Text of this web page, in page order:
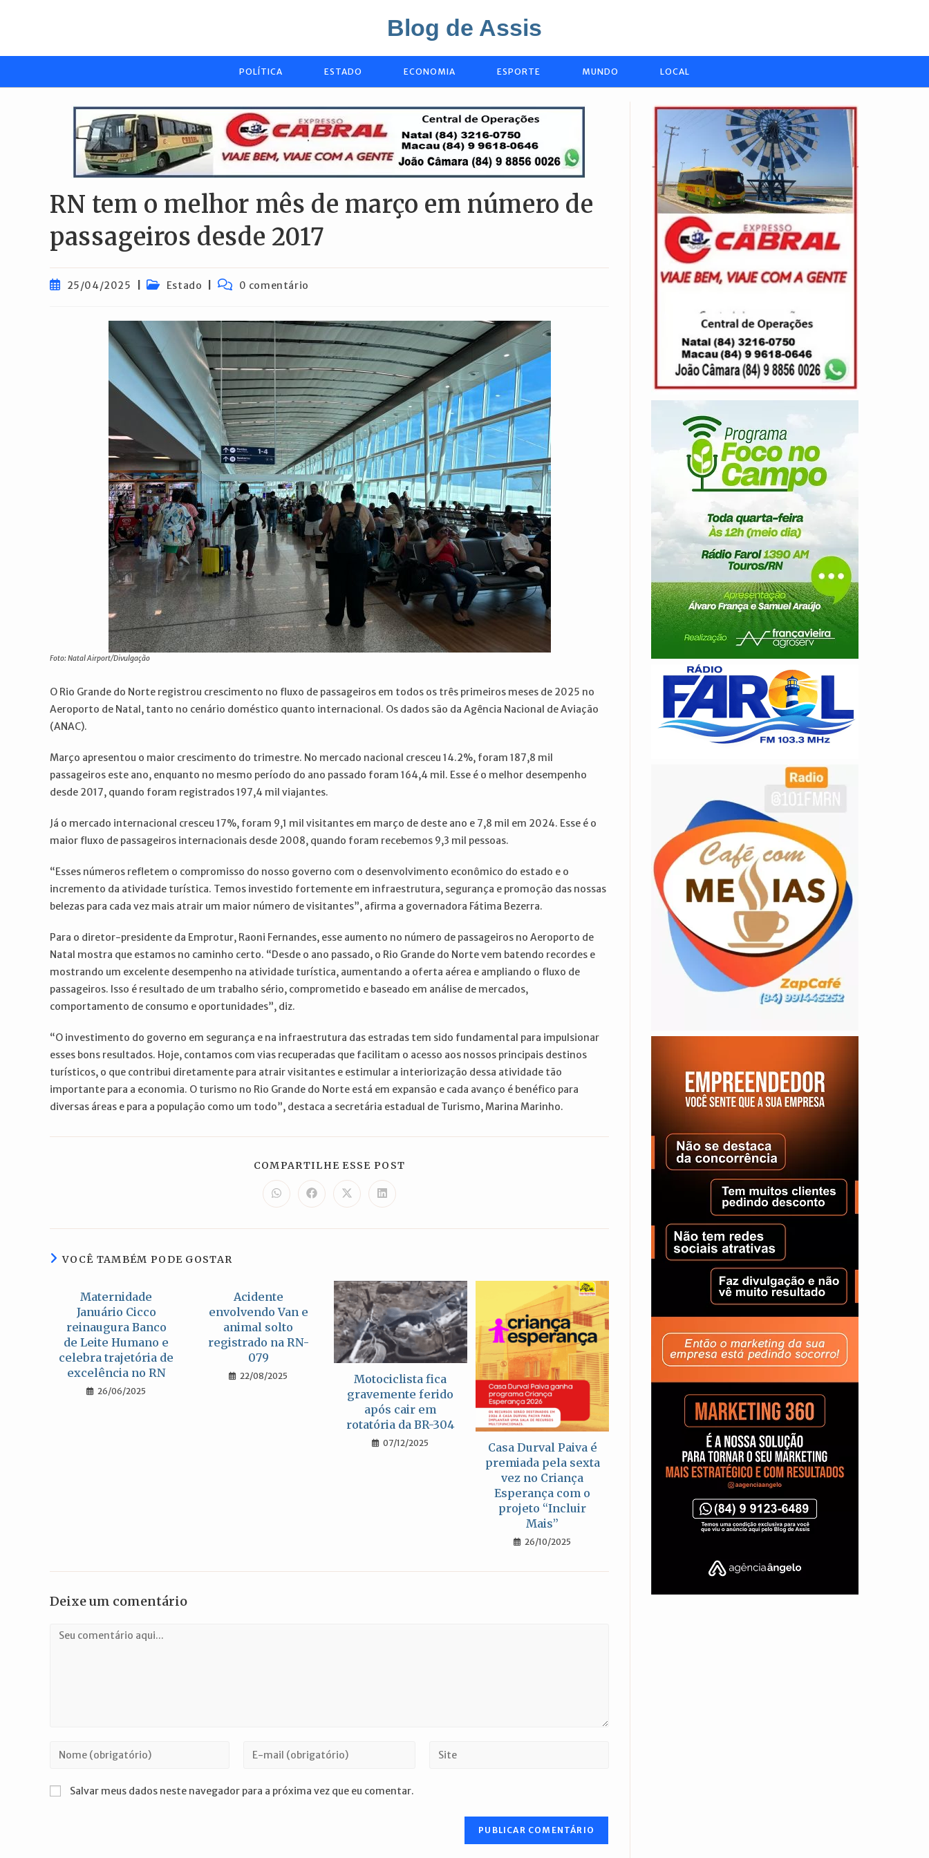
conteúdo
Blog de Assis
POLÍTICA ESTADO ECONOMIA ESPORTE MUNDO LOCAL
RN tem o melhor mês de março em número de
passageiros desde 2017
Post25/04/2025
Categoria
Estado
Comentários
0 comentário
Foto: Natal Airport/Divulgação
O Rio Grande do Norte registrou crescimento no fluxo de passageiros em todos os três primeiros meses de 2025 no
Aeroporto de Natal, tanto no cenário doméstico quanto internacional. Os dados são da Agência Nacional de Aviação
(ANAC).
Março apresentou o maior crescimento do trimestre. No mercado nacional cresceu 14.2%, foram 187,8 mil
passageiros este ano, enquanto no mesmo período do ano passado foram 164,4 mil. Esse é o melhor desempenho
desde 2017, quando foram registrados 197,4 mil viajantes.
Já o mercado internacional cresceu 17%, foram 9,1 mil visitantes em março de deste ano e 7,8 mil em 2024. Esse é o
maior fluxo de passageiros internacionais desde 2008, quando foram recebemos 9,3 mil pessoas.
“Esses números refletem o compromisso do nosso governo com o desenvolvimento econômico do estado e o
incremento da atividade turística. Temos investido fortemente em infraestrutura, segurança e promoção das nossas
belezas para cada vez mais atrair um maior número de visitantes”, afirma a governadora Fátima Bezerra.
Para o diretor-presidente da Emprotur, Raoni Fernandes, esse aumento no número de passageiros no Aeroporto de
Natal mostra que estamos no caminho certo. “Desde o ano passado, o Rio Grande do Norte vem batendo recordes e
mostrando um excelente desempenho na atividade turística, aumentando a oferta aérea e ampliando o fluxo de
passageiros. Isso é resultado de um trabalho sério, comprometido e baseado em análise de mercados,
comportamento de consumo e oportunidades”, diz.
“O investimento do governo em segurança e na infraestrutura das estradas tem sido fundamental para impulsionar
esses bons resultados. Hoje, contamos com vias recuperadas que facilitam o acesso aos nossos principais destinos
turísticos, o que contribui diretamente para atrair visitantes e estimular a interiorização dessa atividade tão
importante para a economia. O turismo no Rio Grande do Norte está em expansão e cada avanço é benéfico para
diversas áreas e para a população como um todo”, destaca a secretária estadual de Turismo, Marina Marinho.
COMPARTILHE ESSE POST
Abre
em
nova
Abre
em
nova
Abre
em
nova
Abre
em
nova
VOCÊ TAMBÉM PODE GOSTAR
Maternidade
Januário Cicco
reinaugura Banco
de Leite Humano e
celebra trajetória de
excelência no RN
26/06/2025
Acidente
envolvendo Van e
animal solto
registrado na RN-
079
22/08/2025
Motociclista fica
gravemente ferido
após cair em
rotatória da BR-304
07/12/2025
Casa Durval Paiva é
premiada pela sexta
vez no Criança
Esperança com o
projeto “Incluir
Mais”
26/10/2025
Deixe um comentário
Comentário
Digite
nome
Digite
endereço
Digite
Salvar meus dados neste navegador para a próxima vez que eu comentar.